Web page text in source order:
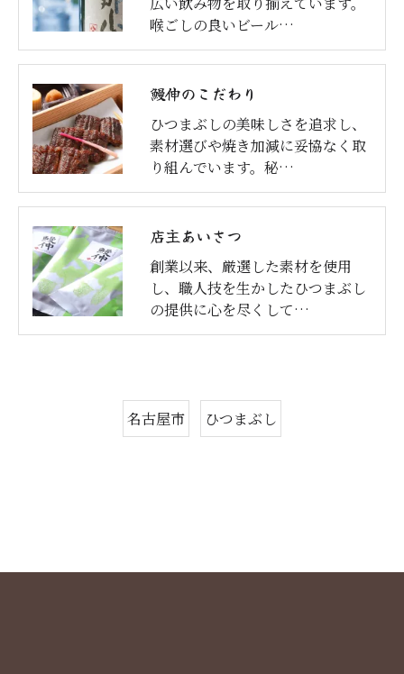
喉ごしの良いビール…
鰻伸のこだわり
ひつまぶしの美味しさを追求し、
素材選びや焼き加減に妥協なく取
り組んでいます。秘…
店主あいさつ
創業以来、厳選した素材を使用
し、職人技を生かしたひつまぶし
の提供に心を尽くして…
名古屋市 ひつまぶし